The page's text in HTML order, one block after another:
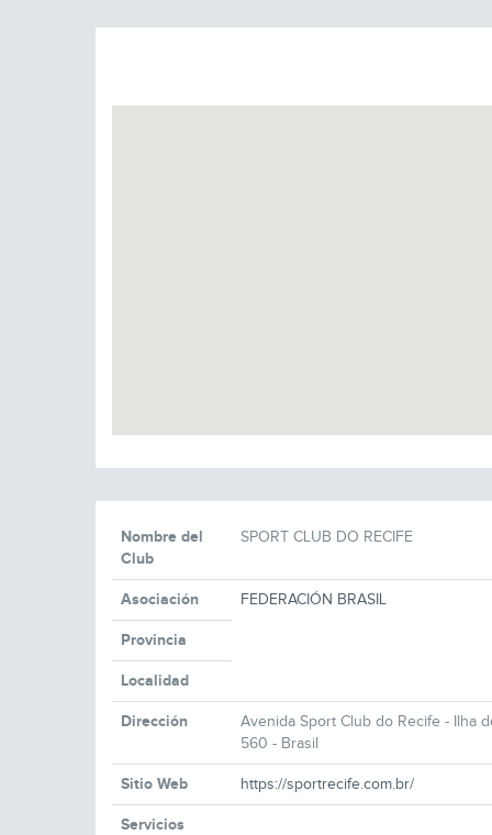
Nombre del
Club
SPORT CLUB DO RECIFE
Asociación FEDERACIÓN BRASIL
Provincia
Localidad
Dirección
Avenida Sport Club do Recife - Ilha
560 - Brasil
Sitio Web https://sportrecife.com.br/
Servicios